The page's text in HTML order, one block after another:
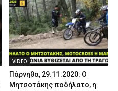
VIDEO
Πάρνηθα, 29.11.2020: Ο
Μητσοτάκης ποδήλατο, η